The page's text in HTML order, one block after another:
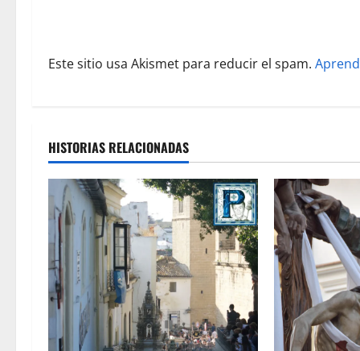
a
s
Este sitio usa Akismet para reducir el spam.
HISTORIAS RELACIONADAS